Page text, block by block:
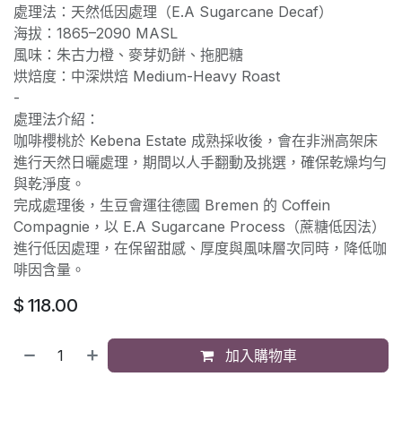
處理法：天然低因處理（E.A Sugarcane Decaf）
海拔：1865–2090 MASL
風味：朱古力橙、麥芽奶餅、拖肥糖
烘焙度：中深烘焙 Medium-Heavy Roast
-
處理法介紹：
咖啡櫻桃於 Kebena Estate 成熟採收後，會在非洲高架床
進行天然日曬處理，期間以人手翻動及挑選，確保乾燥均勻
與乾淨度。
完成處理後，生豆會運往德國 Bremen 的 Coffein
Compagnie，以 E.A Sugarcane Process（蔗糖低因法）
進行低因處理，在保留甜感、厚度與風味層次同時，降低咖
啡因含量。
$ 118.00
加入購物車